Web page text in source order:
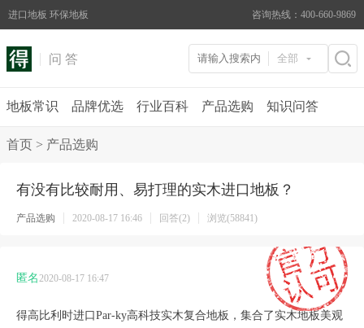
进口地板 环保地板 咨询热线：400-660-9869
问 答 全部
地板常识 品牌优选 行业百科 产品选购 知识问答
首页 > 产品选购
有没有比较耐用、易打理的实木进口地板？
产品选购 2020-08-17 16:46 回答(2) 浏览(58841)
匿名2020-08-17 16:47
得高比利时进口 Par-ky高科技实木复合地板，集合了实木地板美观